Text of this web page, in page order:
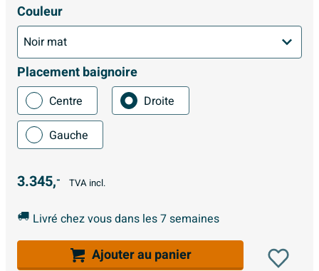
Couleur
Placement baignoire
Centre
Droite
Gauche
3.345,- TVA incl.
Livré chez vous dans les 7 semaines
Ajouter au panier